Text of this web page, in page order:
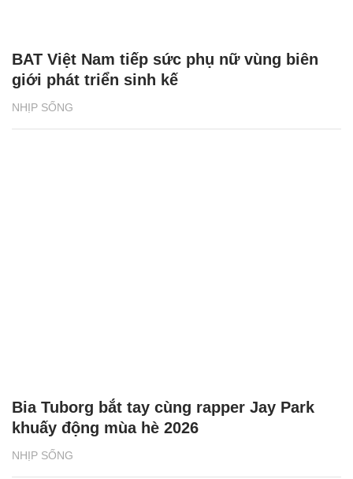
NHỊP SỐNG
BAT Việt Nam tiếp sức phụ nữ vùng biên
giới phát triển sinh kế
NHỊP SỐNG
Bia Tuborg bắt tay cùng rapper Jay Park
khuấy động mùa hè 2026